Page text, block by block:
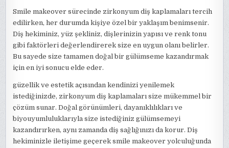
Smile makeover sürecinde zirkonyum diş kaplamaları tercih
edilirken, her durumda kişiye özel bir yaklaşım benimsenir.
Diş hekiminiz, yüz şekliniz, dişlerinizin yapısı ve renk tonu
gibi faktörleri değerlendirerek size en uygun olanı belirler.
Bu sayede size tamamen doğal bir gülümseme kazandırmak
için en iyi sonucu elde eder.
güzellik ve estetik açısından kendinizi yenilemek
istediğinizde, zirkonyum diş kaplamaları size mükemmel bir
çözüm sunar. Doğal görünümleri, dayanıklılıkları ve
biyouyumluluklarıyla size istediğiniz gülümsemeyi
kazandırırken, aynı zamanda diş sağlığınızı da korur. Diş
hekiminizle iletişime geçerek smile makeover yolculuğunda